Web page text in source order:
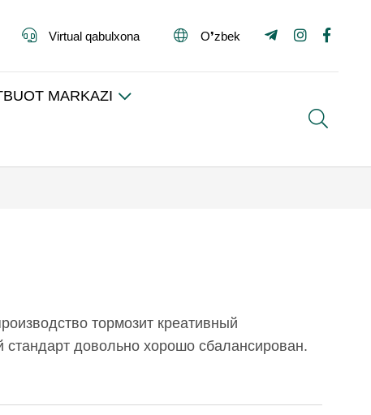
Virtual qabulxona O❜zbek
MARKAZI
тормозит креативный
довольно хорошо сбалансирован.